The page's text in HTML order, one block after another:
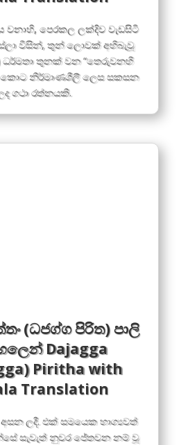
වනාහි, පෙරකල ලක්දිව වැඩසිටි
විසින්, තුන් ලොවක් අභිබැවූ
තුනක් වන “තෙරුවනහි
නිර්මාණශීලී ලෙස සකසන
ගථා රත්නයකි.
(ධජග්ග පිරිත) පාලි
Dajagga
Piritha with
Translation
ලදී. එක් සමයෙක භාග්‍යවත්
සැවැත් නුවර ජේතවන නම් වූ